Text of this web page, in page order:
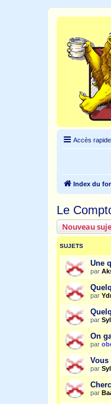
Accès rapide
Index du
Le
Nouveau
SUJETS
Une
par
par
par
On
par
Vous
par
par